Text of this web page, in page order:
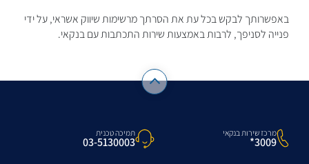
באפשרותך לבקש בכל עת את הסרתך מרשימות שיווק אשראי, על ידי
פנייה לסניפך, לרבות באמצעות שירות התכתבות עם בנקאי.
מרכז שירות בנקאי
3009*
תמיכה טכנית
03-5130003